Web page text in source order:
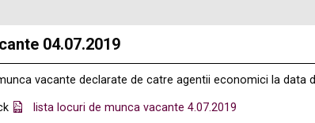
04.07.2019
vacante declarate de catre agentii economici la data
lista locuri de munca vacante 4.07.2019